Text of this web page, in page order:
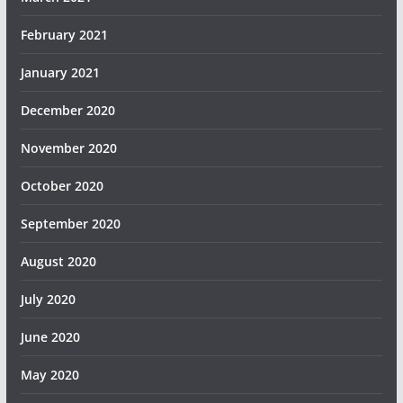
February 2021
January 2021
December 2020
November 2020
October 2020
September 2020
August 2020
July 2020
June 2020
May 2020